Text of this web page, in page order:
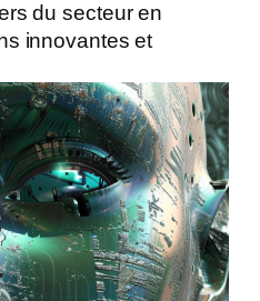
du secteur en
innovantes et